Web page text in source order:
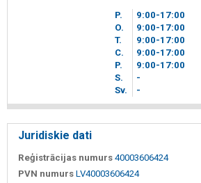
P. 9 00-17 00
O.
9 00-17 00
T.
9 00-17 00
C.
9 00-17 00
P.
9 00-17 00
S.
-
Sv.
-
Juridiskie dati
Reģistrācijas numurs 40003606424
PVN numurs LV40003606424